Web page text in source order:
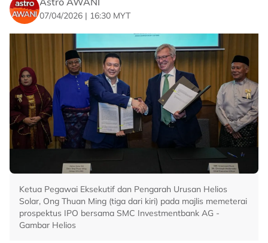
07/04/2026 | 16:30 MYT
Ketua Pegawai Eksekutif dan Pengarah Urusan Helios
Solar, Ong Thuan Ming (tiga dari kiri) pada majlis memeterai
prospektus IPO bersama SMC Investmentbank AG -
Gambar Helios